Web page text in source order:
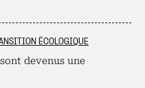
ÉCOLOGIQUE
devenus une